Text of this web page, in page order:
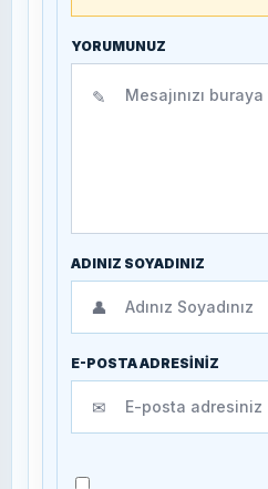
YORUMUNUZ
✎
ADINIZ SOYADINIZ
👤
E-POSTA ADRESİNİZ
✉